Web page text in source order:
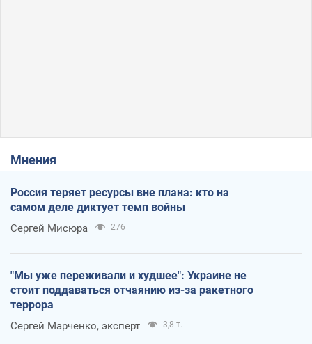
Мнения
Россия теряет ресурсы вне плана: кто на
самом деле диктует темп войны
Сергей Мисюра 276
"Мы уже переживали и худшее": Украине не
стоит поддаваться отчаянию из-за ракетного
террора
Сергей Марченко, эксперт 3,8 т.